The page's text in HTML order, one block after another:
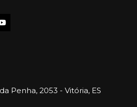
Penha, 2053 - Vitória, ES